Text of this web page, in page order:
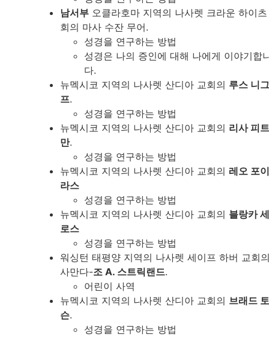
남서부 오클라호마 지역의 나사렛 크라운 하이
회의 마사 수잔 무어.
성경을 연구하는 방법
성경은 나의 증인에 대해 나에게 이야기합
다.
뉴멕시코 지역의 나사렛 산디아 교회의 루스 니
프.
성경을 연구하는 방법
뉴멕시코 지역의 나사렛 산디아 교회의 리사 피트
만.
성경을 연구하는 방법
뉴멕시코 지역의 나사렛 산디아 교회의 레오 포
라스
성경을 연구하는 방법
뉴멕시코 지역의 나사렛 산디아 교회의 블랑카
로스
성경을 연구하는 방법
워싱턴 태평양 지역의 나사렛 세이프 하버 교회
사만다-조 A. 스트릭랜드.
어린이 사역
뉴멕시코 지역의 나사렛 산디아 교회의 브래드
슨.
성경을 연구하는 방법